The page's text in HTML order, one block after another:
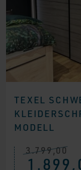
TEXEL
MODELL
3.799,00
Ursprünglicher
Preis
Aktueller
Preis